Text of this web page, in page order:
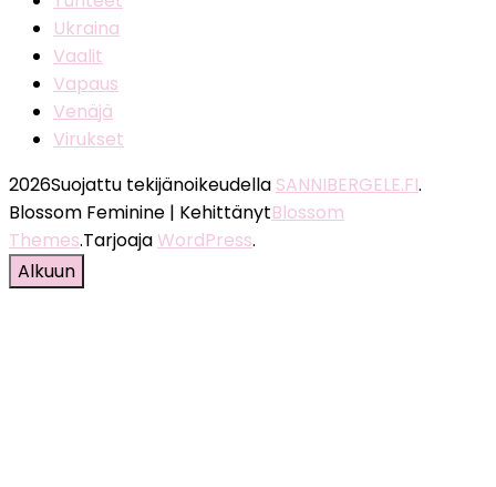
Ukraina
Vaalit
Vapaus
Venäjä
Virukset
2026Suojattu tekijänoikeudella SANNIBERGELE.FI.
Blossom Feminine | KehittänytBlossom
Themes.TarjoajaWordPress.
Alkuun